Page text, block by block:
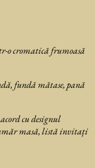
o cromatică frumoasă
fundă mătase, pană
cu designul
masă, listă invitați